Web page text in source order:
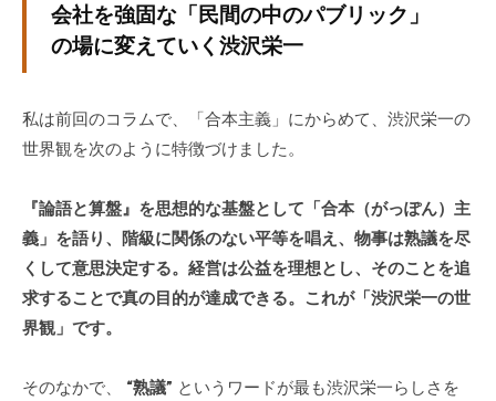
会社を強固な「民間の中のパブリック」
の場に変えていく渋沢栄一
私は前回のコラムで、「合本主義」にからめて、渋沢栄一の
世界観を次のように特徴づけました。
『論語と算盤』を思想的な基盤として「合本（がっぽん）主
義」を語り、階級に関係のない平等を唱え、物事は熟議を尽
くして意思決定する。経営は公益を理想とし、そのことを追
求することで真の目的が達成できる。これが「渋沢栄一の世
界観」です。
そのなかで、 “熟議” というワードが最も渋沢栄一らしさを